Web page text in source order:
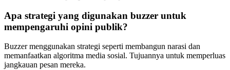
Apa strategi yang digunakan buzzer untuk
mempengaruhi opini publik?
Buzzer menggunakan strategi seperti membangun narasi dan
memanfaatkan algoritma media sosial. Tujuannya untuk memperluas
jangkauan pesan mereka.